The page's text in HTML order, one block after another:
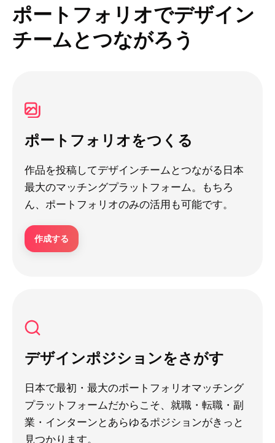
ポートフォリオでデザイン
チームとつながろう
ポートフォリオをつくる
作品を投稿してデザインチームとつながる日本
最大のマッチングプラットフォーム。もちろ
ん、ポートフォリオのみの活用も可能です。
作成する
デザインポジションをさがす
日本で最初・最大のポートフォリオマッチング
プラットフォームだからこそ、就職・転職・副
業・インターンとあらゆるポジションがきっと
見つかります。